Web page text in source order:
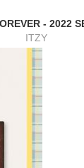
- 2022
ITZY